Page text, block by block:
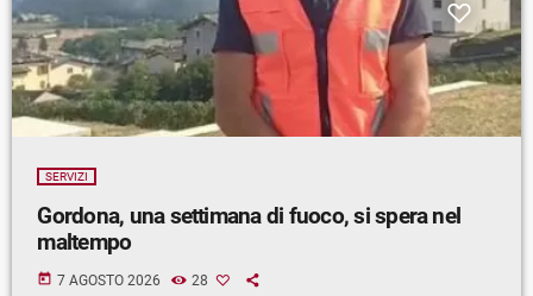
SERVIZI
Gordona, una settimana di fuoco, si spera nel
maltempo
today 7 AGOSTO 2026 28